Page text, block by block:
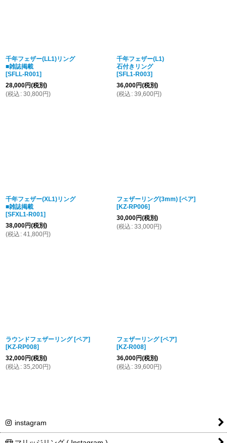
千年フェザー(LL1)リング
■雑誌掲載
[SFLL-R001]
28,000円(税別)
(税込 : 30,800円)
千年フェザー(L1)
石付きリング
[SFL1-R003]
36,000円(税別)
(税込 : 39,600円)
千年フェザー(XL1)リング
■雑誌掲載
[SFXL1-R001]
38,000円(税別)
(税込 : 41,800円)
フェザーリング(3mm) [ペア]
[KZ-RP006]
30,000円(税別)
(税込 : 33,000円)
ラウンドフェザーリング [ペア]
[KZ-RP008]
32,000円(税別)
(税込 : 35,200円)
フェザーリング [ペア]
[KZ-R008]
36,000円(税別)
(税込 : 39,600円)
instagram